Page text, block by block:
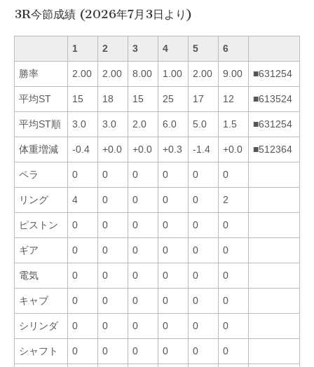
3R今節成績 (2026年7月3日より)
1 2 3 4 5 6
勝率 2.00 2.00 8.00 1.00 2.00 9.00 ■631254
平均ST 15 18 15 25 17 12 ■613524
平均ST順 3.0 3.0 2.0 6.0 5.0 1.5 ■631254
体重増減 -0.4 +0.0 +0.0 +0.3 -1.4 +0.0 ■512364
ペラ 0 0 0 0 0 0
リング 4 0 0 0 0 2
ピストン 0 0 0 0 0 0
ギア 0 0 0 0 0 0
電気 0 0 0 0 0 0
キャブ 0 0 0 0 0 0
シリンダ 0 0 0 0 0 0
シャフト 0 0 0 0 0 0